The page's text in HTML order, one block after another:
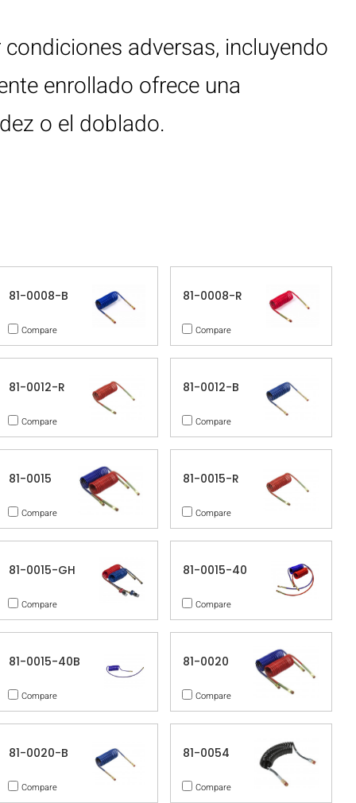
adversas, incluyendo
enrollado ofrece una
o el doblado.
81-0008-B
Compare
81-0008-R
Compare
81-0012-R
Compare
81-0012-B
Compare
81-0015
Compare
81-0015-R
Compare
81-0015-GH
Compare
81-0015-40
Compare
81-0015-40B
Compare
81-0020
Compare
81-0020-B
Compare
81-0054
Compare